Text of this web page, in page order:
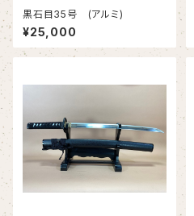
黒石目35号 (アルミ)
¥25,000